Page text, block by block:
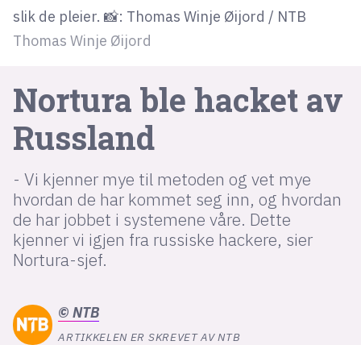
slik de pleier. 📸: Thomas Winje Øijord / NTB
Thomas Winje Øijord
Nortura ble hacket av
Russland
- Vi kjenner mye til metoden og vet mye
hvordan de har kommet seg inn, og hvordan
de har jobbet i systemene våre. Dette
kjenner vi igjen fra russiske hackere, sier
Nortura-sjef.
© NTB
ARTIKKELEN ER SKREVET AV NTB
lys modus
mørk modus
nyhetsbrev
kode24-klubben
LinkedIn
Bluesky
Facebook
annonseguide
suksesshistorier